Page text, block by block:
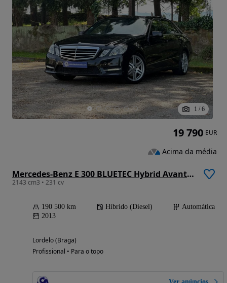
1 / 6
Mercedes-Benz E 300 BLUETEC Hybrid Avantgarde
2143 cm3 • 231 cv
190 500 km Híbrido (Diesel)
Automática
2013
Lordelo (Braga)
Profissional • Para o topo
19 790 EUR
Acima da média